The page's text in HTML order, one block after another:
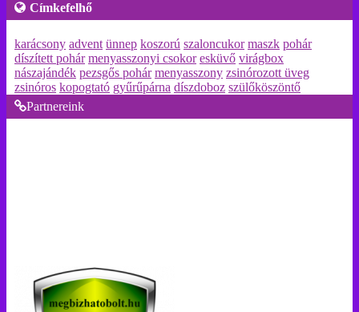
Címkefelhő
karácsony advent ünnep koszorú szaloncukor maszk pohár
díszített pohár menyasszonyi csokor esküvő virágbox
nászajándék pezsgős pohár menyasszony zsinórozott üveg
zsinóros kopogtató gyűrűpárna díszdoboz szülőköszöntő
Partnereink